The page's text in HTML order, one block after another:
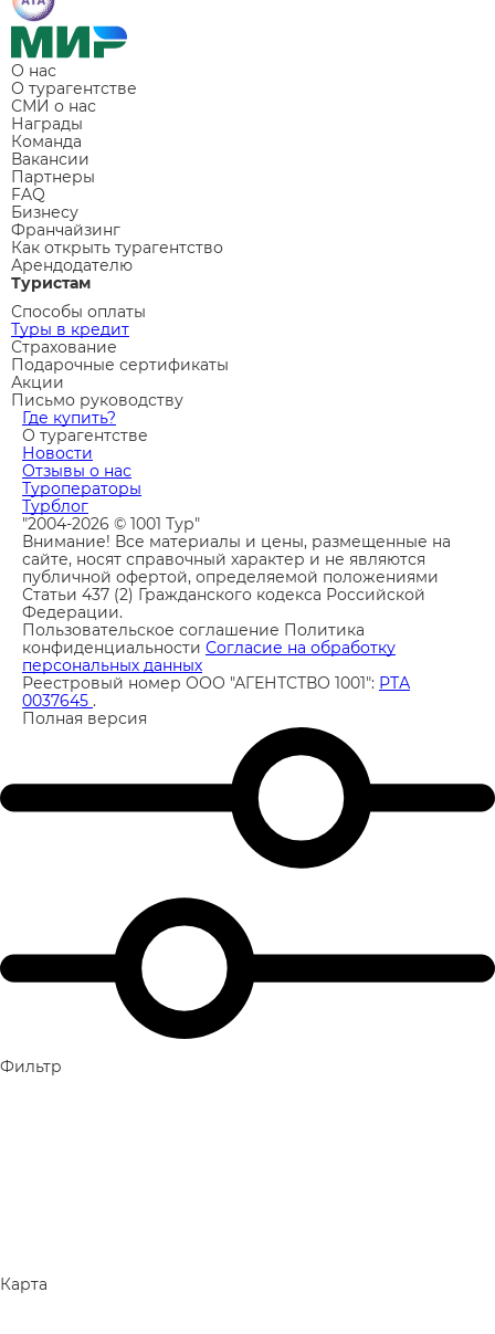
О нас
О турагентстве
СМИ о нас
Награды
Команда
Вакансии
Партнеры
FAQ
Бизнесу
Франчайзинг
Как открыть турагентство
Арендодателю
Туристам
Способы оплаты
Туры в кредит
Страхование
Подарочные сертификаты
Акции
Письмо руководству
Где купить?
О турагентстве
Новости
Отзывы о нас
Туроператоры
Турблог
"2004-2026 © 1001 Тур"
Внимание! Все материалы и цены, размещенные на
сайте, носят справочный характер и не являются
публичной офертой, определяемой положениями
Статьи 437 (2) Гражданского кодекса Российской
Федерации.
Пользовательское соглашение Политика
конфиденциальности Согласие на обработку
персональных данных
Реестровый номер ООО "АГЕНТСТВО 1001": РТА
0037645 .
Полная версия
Фильтр
Карта